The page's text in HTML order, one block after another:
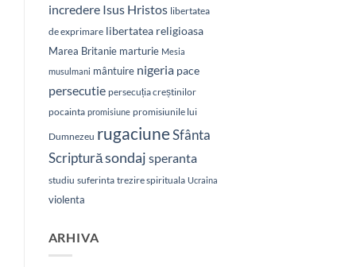
incredere Isus Hristos libertatea
de exprimare libertatea religioasa
Marea Britanie marturie Mesia
musulmani mântuire nigeria pace
persecutie persecuția creștinilor
pocainta promisiune promisiunile lui
Dumnezeu rugaciuneSfânta
Scripturăsondaj speranta
studiu suferinta trezire spirituala Ucraina
violenta
ARHIVA